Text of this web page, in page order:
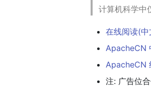
计算机科学中
在线阅读(中
ApacheCN
ApacheCN
注: 广告位